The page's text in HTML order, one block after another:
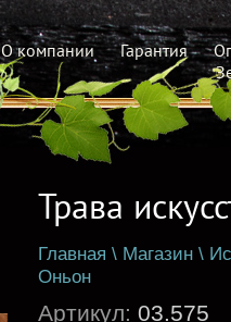
О компании Гарантия
Трава
Главная \ Магазин \
Оньон
Артикул: 03.575